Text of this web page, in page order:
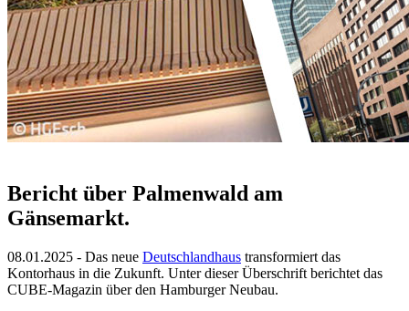
Bericht über Palmenwald am
Gänsemarkt.
08.01.2025 - Das neue Deutschlandhaus transformiert das
Kontorhaus in die Zukunft. Unter dieser Überschrift berichtet das
CUBE-Magazin über den Hamburger Neubau.